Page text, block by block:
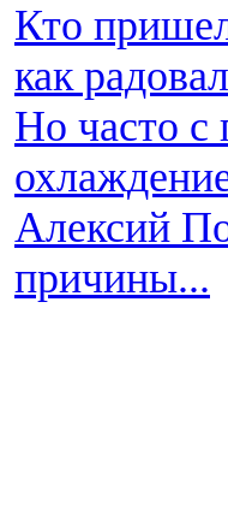
Кто
как
Но часто с
Алексий
причины...